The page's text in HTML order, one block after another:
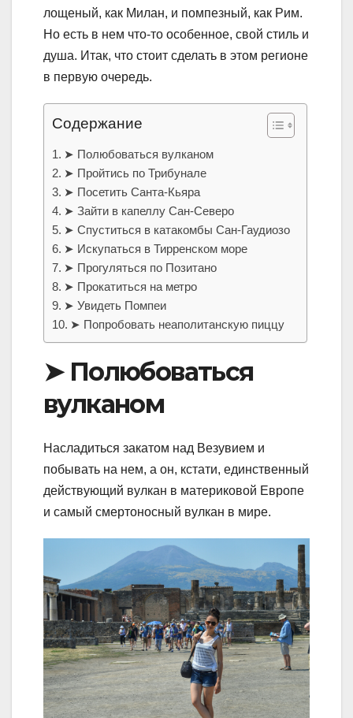
лощеный, как Милан, и помпезный, как Рим.
Но есть в нем что-то особенное, свой стиль и
душа. Итак, что стоит сделать в этом регионе
в первую очередь.
Содержание
➤ Полюбоваться вулканом
➤ Пройтись по Трибунале
➤ Посетить Санта-Кьяра
➤ Зайти в капеллу Сан-Северо
➤ Спуститься в катакомбы Сан-Гаудиозо
➤ Искупаться в Тирренском море
➤ Прогуляться по Позитано
➤ Прокатиться на метро
➤ Увидеть Помпеи
➤ Попробовать неаполитанскую пиццу
➤ Полюбоваться
вулканом
Насладиться закатом над Везувием и
побывать на нем, а он, кстати, единственный
действующий вулкан в материковой Европе
и самый смертоносный вулкан в мире.